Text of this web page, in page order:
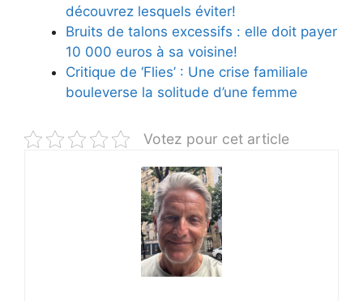
découvrez lesquels éviter!
Bruits de talons excessifs : elle doit payer
10 000 euros à sa voisine!
Critique de ‘Flies’ : Une crise familiale
bouleverse la solitude d’une femme
Votez pour cet article